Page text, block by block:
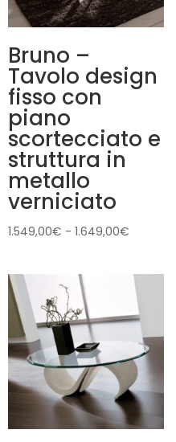
Bruno –
Tavolo design
fisso con
piano
scortecciato e
struttura in
metallo
verniciato
1.549,00€ - 1.649,00€
da
1.549,00€
a
1.649,00€